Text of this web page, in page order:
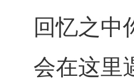
回忆之中
会在这里